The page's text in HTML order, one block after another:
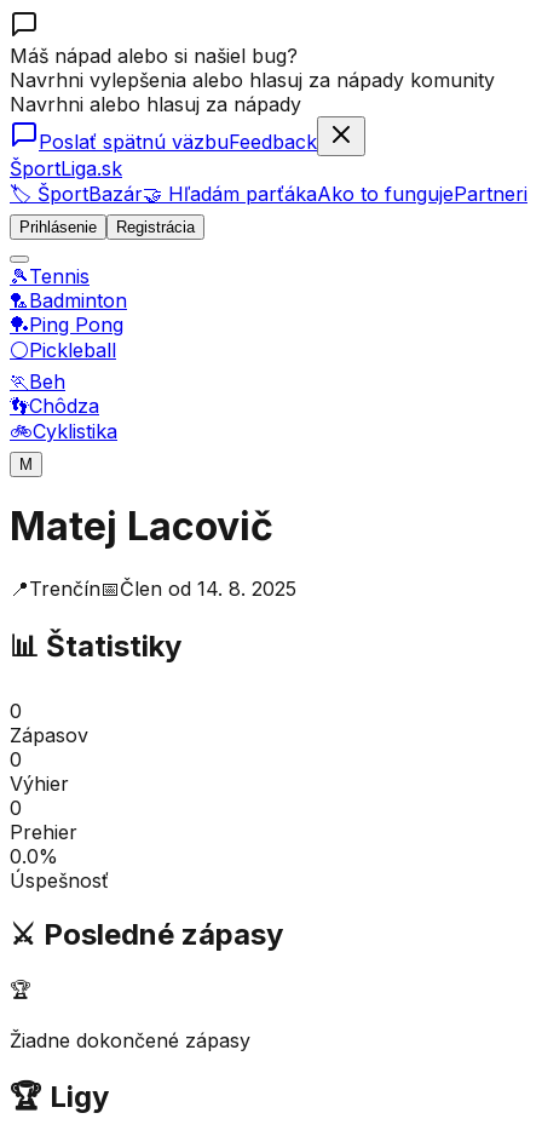
Máš nápad alebo si našiel bug?
Navrhni vylepšenia alebo hlasuj za nápady komunity
Navrhni alebo hlasuj za nápady
Poslať spätnú väzbuFeedback
ŠportLiga.sk
🏷️ ŠportBazár🤝 Hľadám parťákaAko to fungujePartneri
Prihlásenie Registrácia
🎾Tennis
🏸Badminton
🏓Ping Pong
⚪Pickleball
🏃Beh
👣Chôdza
🚲Cyklistika
M
Matej Lacovič
📍Trenčín📅Člen od 14. 8. 2025
📊 Štatistiky
0
Zápasov
0
Výhier
0
Prehier
0.0%
Úspešnosť
⚔️ Posledné zápasy
🏆
Žiadne dokončené zápasy
🏆 Ligy